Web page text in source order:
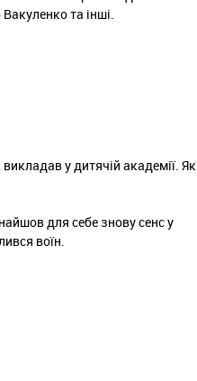
та інші.
у дитячій академії. Як
для себе знову сенс у
воїн.